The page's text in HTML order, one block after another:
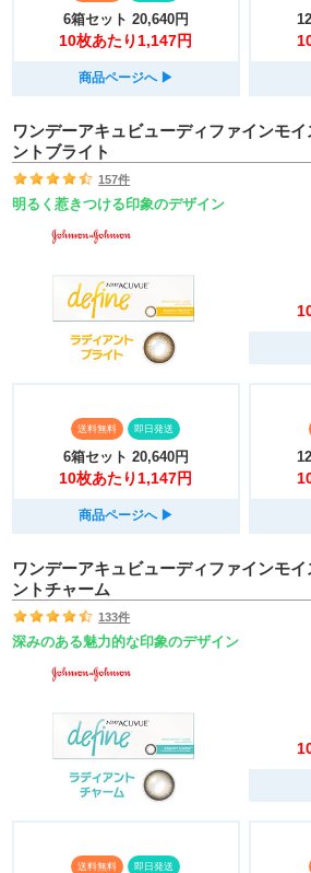
6箱セット 20,640円
10枚あたり1,147円
商品ページへ ▶︎
ワンデーアキュビューディファインモ
ントブライト
157件
明るく惹きつける印象のデザイン
送料無料 即日発送
6箱セット 20,640円
10枚あたり1,147円
商品ページへ ▶︎
ワンデーアキュビューディファインモ
ントチャーム
133件
深みのある魅力的な印象のデザイン
送料無料 即日発送